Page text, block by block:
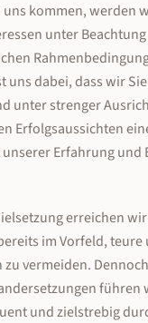
uns kommen, werden
unter
uns dabei, dass wir
unter strenger
Erfolgsaussichten
Erfahrung und
erreichen
im Vorfeld,
vermeiden.
führen
und zielstrebig